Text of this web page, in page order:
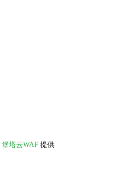
堡塔云WAF 提供